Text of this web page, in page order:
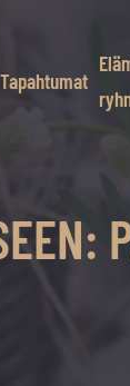
Tapahtumat